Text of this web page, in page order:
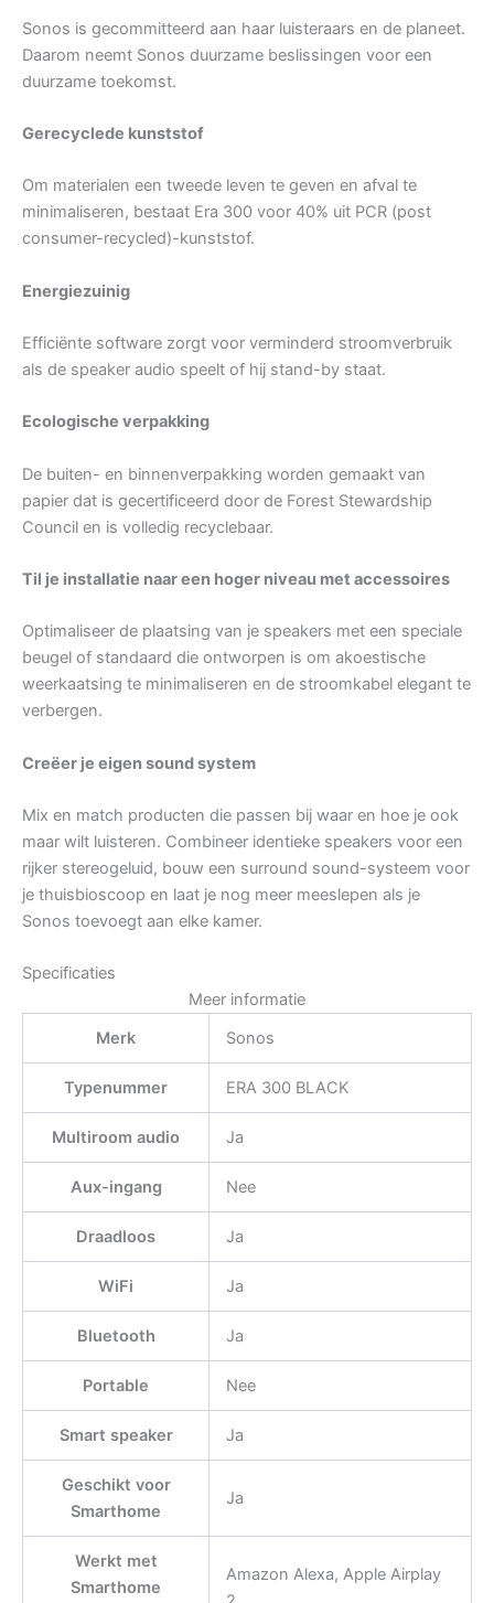
Sonos is gecommitteerd aan haar luisteraars en de planeet.
Daarom neemt Sonos duurzame beslissingen voor een
duurzame toekomst.
Gerecyclede kunststof
Om materialen een tweede leven te geven en afval te
minimaliseren, bestaat Era 300 voor 40% uit PCR (post
consumer-recycled)-kunststof.
Energiezuinig
Efficiënte software zorgt voor verminderd stroomverbruik
als de speaker audio speelt of hij stand-by staat.
Ecologische verpakking
De buiten- en binnenverpakking worden gemaakt van
papier dat is gecertificeerd door de Forest Stewardship
Council en is volledig recyclebaar.
Til je installatie naar een hoger niveau met accessoires
Optimaliseer de plaatsing van je speakers met een speciale
beugel of standaard die ontworpen is om akoestische
weerkaatsing te minimaliseren en de stroomkabel elegant te
verbergen.
Creëer je eigen sound system
Mix en match producten die passen bij waar en hoe je ook
maar wilt luisteren. Combineer identieke speakers voor een
rijker stereogeluid, bouw een surround sound-systeem voor
je thuisbioscoop en laat je nog meer meeslepen als je
Sonos toevoegt aan elke kamer.
Specificaties
Meer informatie
Merk
Sonos
Typenummer ERA 300 BLACK
Multiroom audio Ja
Aux-ingang Nee
Draadloos Ja
WiFi Ja
Bluetooth Ja
Portable Nee
Smart speaker Ja
Geschikt voor
Smarthome
Ja
Werkt met
Smarthome
Amazon Alexa, Apple Airplay